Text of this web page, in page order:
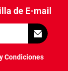
de E-mail
Condiciones